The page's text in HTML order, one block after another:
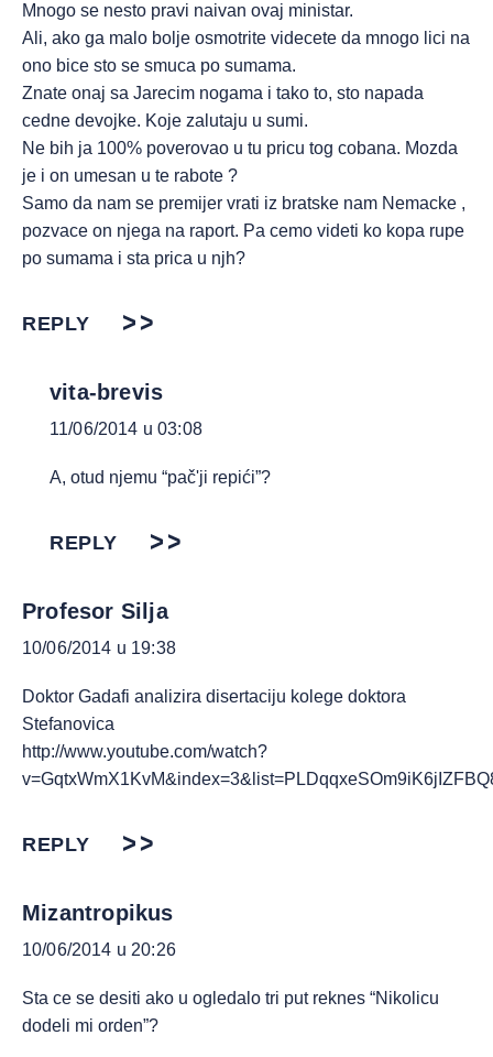
Mnogo se nesto pravi naivan ovaj ministar.
Ali, ako ga malo bolje osmotrite videcete da mnogo lici na
ono bice sto se smuca po sumama.
Znate onaj sa Jarecim nogama i tako to, sto napada
cedne devojke. Koje zalutaju u sumi.
Ne bih ja 100% poverovao u tu pricu tog cobana. Mozda
je i on umesan u te rabote ?
Samo da nam se premijer vrati iz bratske nam Nemacke ,
pozvace on njega na raport. Pa cemo videti ko kopa rupe
po sumama i sta prica u njh?
REPLY
vita-brevis
11/06/2014 u 03:08
A, otud njemu “pač'ji repići”?
REPLY
Profesor Silja
10/06/2014 u 19:38
Doktor Gadafi analizira disertaciju kolege doktora
Stefanovica
http://www.youtube.com/watch?
REPLY
Mizantropikus
10/06/2014 u 20:26
Sta ce se desiti ako u ogledalo tri put reknes “Nikolicu
dodeli mi orden”?